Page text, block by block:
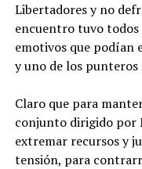
Libertadores y no
encuentro tuvo
emotivos que podían
y uno de los punteros
Claro que para
conjunto dirigido por
extremar recursos y
tensión, para